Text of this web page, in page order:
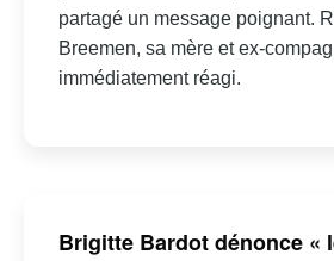
partagé un message poignant.
Breemen, sa mère et ex-
immédiatement réagi.
Brigitte Bardot dénonce «